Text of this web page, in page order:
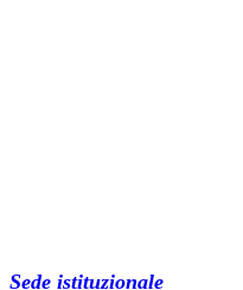
Sede istituzionale